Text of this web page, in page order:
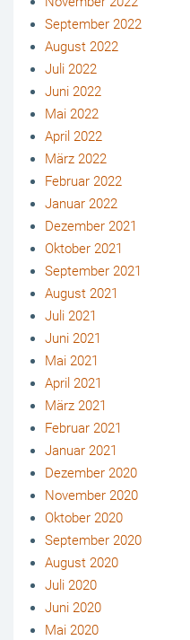
September 2022
August 2022
Juli 2022
Juni 2022
Mai 2022
April 2022
März 2022
Februar 2022
Januar 2022
Dezember 2021
Oktober 2021
September 2021
August 2021
Juli 2021
Juni 2021
Mai 2021
April 2021
März 2021
Februar 2021
Januar 2021
Dezember 2020
November 2020
Oktober 2020
September 2020
August 2020
Juli 2020
Juni 2020
Mai 2020